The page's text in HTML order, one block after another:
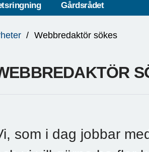
Gårdsrådet
Webbredaktör sökes
som i dag jobbar